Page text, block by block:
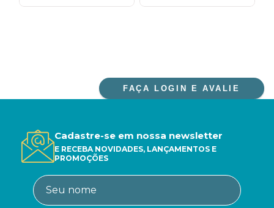
FAÇA LOGIN E AVALIE
Cadastre-se em nossa newsletter
E RECEBA NOVIDADES, LANÇAMENTOS E
PROMOÇÕES